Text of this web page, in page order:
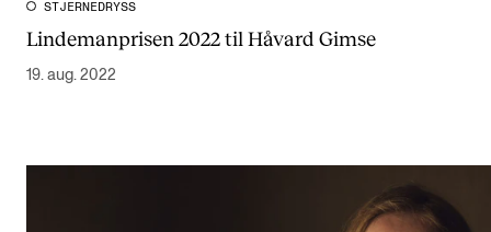
STJERNEDRYSS
Lindemanprisen 2022 til Håvard Gimse
19. aug. 2022